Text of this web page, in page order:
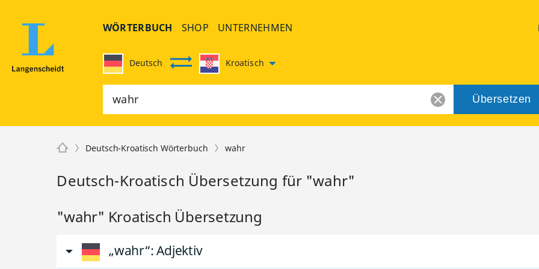
WÖRTERBUCH SHOP UNTERNEHMEN
Deutsch Kroatisch
Übersetzen
Deutsch-Kroatisch Wörterbuch wahr
Deutsch-Kroatisch Übersetzung für "wahr"
"wahr" Kroatisch Übersetzung
„wahr“: Adjektiv